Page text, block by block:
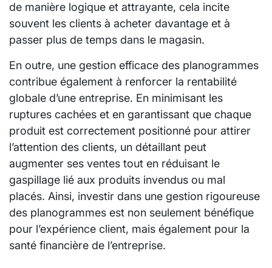
de manière logique et attrayante, cela incite
souvent les clients à acheter davantage et à
passer plus de temps dans le magasin.
En outre, une gestion efficace des planogrammes
contribue également à renforcer la rentabilité
globale d’une entreprise. En minimisant les
ruptures cachées et en garantissant que chaque
produit est correctement positionné pour attirer
l’attention des clients, un détaillant peut
augmenter ses ventes tout en réduisant le
gaspillage lié aux produits invendus ou mal
placés. Ainsi, investir dans une gestion rigoureuse
des planogrammes est non seulement bénéfique
pour l’expérience client, mais également pour la
santé financière de l’entreprise.